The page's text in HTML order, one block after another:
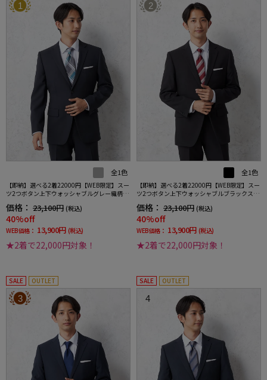
1
全1色
【即納】選べる2着22000円【WEB限定】スー
ツ2つボタン上下ウォッシャブルグレー織柄無
地3シーズン対応
価格： 23,100円 (税込)
40%off
WEB価格： 13,900円 (税込)
★2着で22,000円対象！
2
全1色
【即納】選べる2着22000円【WEB限定】スー
ツ2つボタン上下ウォッシャブルブラックスト
ライプ3シーズン対応
価格： 23,100円 (税込)
40%off
WEB価格： 13,900円 (税込)
★2着で22,000円対象！
SALE OUTLET
3
SALE OUTLET
4